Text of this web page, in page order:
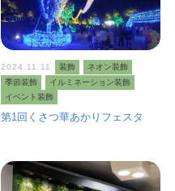
第1回くさつ華あかりフェスタ
2024.11.11 装飾
ネオン装飾
季節装飾
イルミネーション装飾
イベント装飾